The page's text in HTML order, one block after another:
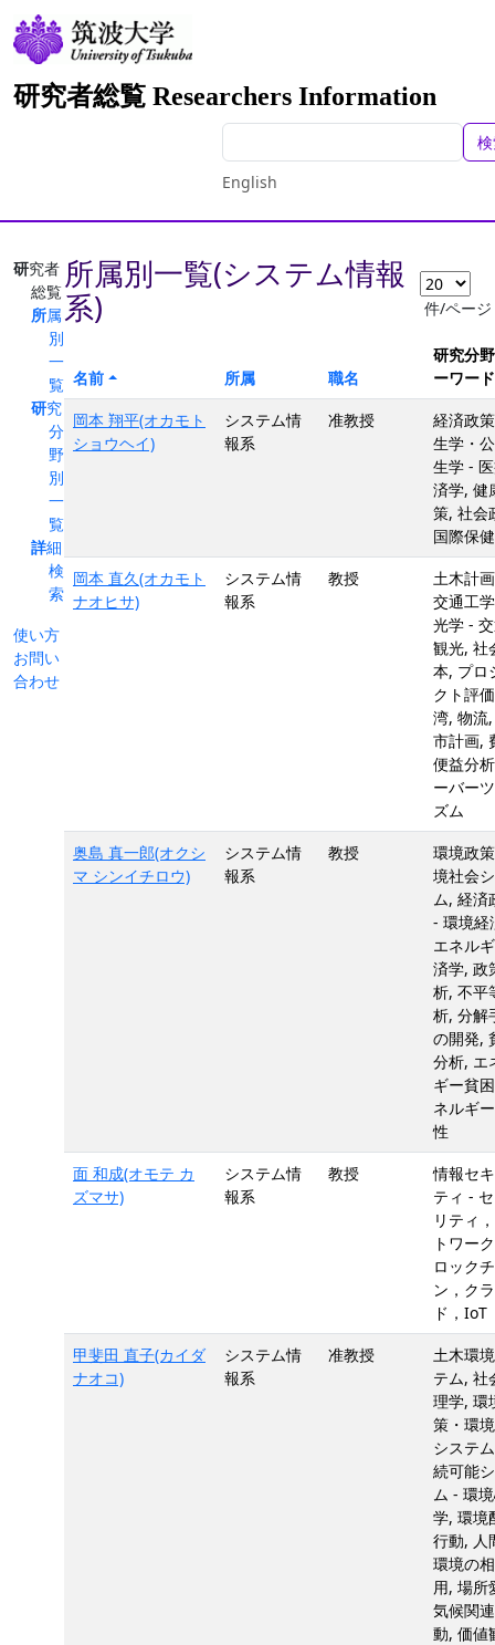
研究者総覧 Researchers Information
English
研究者
総覧
所属
別
一
覧
研究
分
野
別
一
覧
詳細
検
索
使い方
お問い
合わせ
所属別一覧(システム情報
系)
件/ページ
名前 所属 職名
研究分
ーワード
岡本 翔平(オカモト
ショウヘイ)
システム情
報系
准教授
経済政
生学・
生学 -
済学, 健
策, 社会
国際保健
岡本 直久(オカモト
ナオヒサ)
システム情
報系
教授
土木計
交通工
光学 -
観光, 社
本, プロ
クト評
湾, 物流
市計画,
便益分
ーバー
ズム
奥島 真一郎(オクシ
マ シンイチロウ)
システム情
報系
教授
環境政
境社会
ム, 経済
- 環境経
エネル
済学, 政
析, 不平
析, 分解
の開発,
分析, エ
ギー貧
ネルギ
性
面 和成(オモテ カ
ズマサ)
システム情
報系
教授
情報セ
ティ -
リティ
トワー
ロック
ン，ク
ド，IoT
甲斐田 直子(カイダ
ナオコ)
システム情
報系
准教授
土木環
テム, 社
理学, 環
策・環
システ
続可能
ム - 環
学, 環境
行動, 人
環境の
用, 場所
気候関
動, 価値